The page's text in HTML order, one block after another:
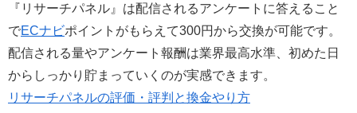
『リサーチパネル』は配信されるアンケートに答えること
でECナビポイントがもらえて300円から交換が可能です。
配信される量やアンケート報酬は業界最高水準、初めた日
からしっかり貯まっていくのが実感できます。
リサーチパネルの評価・評判と換金やり方